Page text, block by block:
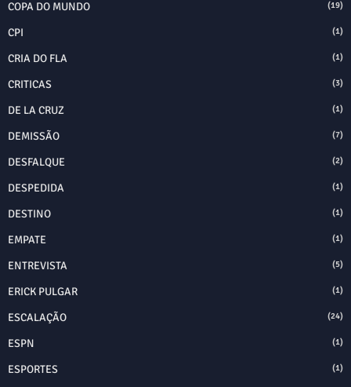
COPA DO MUNDO (19)
CPI (1)
CRIA DO FLA (1)
CRITICAS (3)
DE LA CRUZ (1)
DEMISSÃO (7)
DESFALQUE (2)
DESPEDIDA (1)
DESTINO (1)
EMPATE (1)
ENTREVISTA (5)
ERICK PULGAR (1)
ESCALAÇÃO (24)
ESPN (1)
ESPORTES (1)